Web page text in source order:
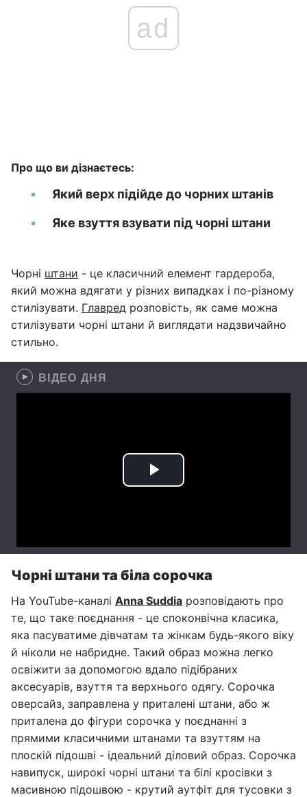
ad
Про що ви дізнаєтесь:
Який верх підійде до чорних штанів
Яке взуття взувати під чорні штани
Чорні штани - це класичний елемент гардероба,
який можна вдягати у різних випадках і по-різному
стилізувати. Главред розповість, як саме можна
стилізувати чорні штани й виглядати надзвичайно
стильно.
ВІДЕО ДНЯ
Чорні штани та біла сорочка
На YouTube-каналі Anna Suddia розповідають про
те, що таке поєднання - це споконвічна класика,
яка пасуватиме дівчатам та жінкам будь-якого віку
й ніколи не набридне. Такий образ можна легко
освіжити за допомогою вдало підібраних
аксесуарів, взуття та верхнього одягу. Сорочка
оверсайз, заправлена у приталені штани, або ж
приталена до фігури сорочка у поєднанні з
прямими класичними штанами та взуттям на
плоскій підошві - ідеальний діловий образ. Сорочка
навипуск, широкі чорні штани та білі кросівки з
масивною підошвою - крутий аутфіт для тусовки з